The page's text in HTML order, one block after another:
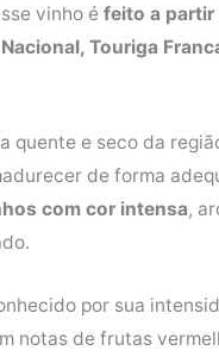
vinho é feito a partir
Touriga
quente e seco da
de forma
com cor intensa,
por sua
notas de frutas